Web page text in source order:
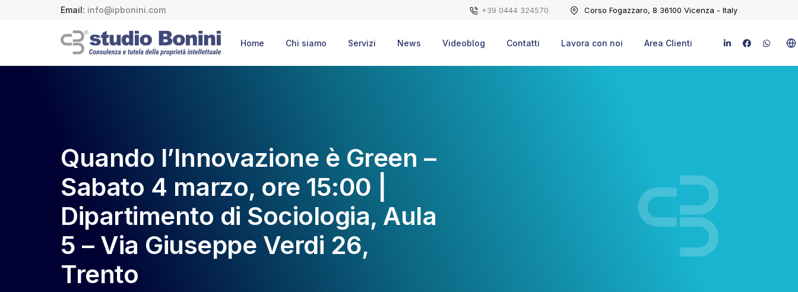
Email: info@ipbonini.com +39 0444 324570 Corso Fogazzaro, 8 36100 Vicenza - Italy
Home Chi siamo Servizi News Videoblog Contatti Lavora con noi Area Clienti
Quando l’Innovazione è Green –
Sabato 4 marzo, ore 15:00 |
Dipartimento di Sociologia, Aula
5 – Via Giuseppe Verdi 26,
Trento